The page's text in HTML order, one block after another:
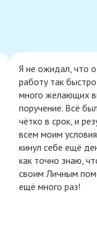
Я не ожидал, что
работу так
много желающих
поручение. Всё
чётко в срок, и
всем моим
кинул себе ещё
как точно знаю,
своим Личным
ещё много раз!